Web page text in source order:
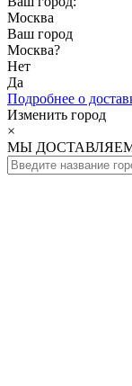
Москва
Ваш город
Москва?
Нет
Да
Подробнее о
Изменить город
×
МЫ